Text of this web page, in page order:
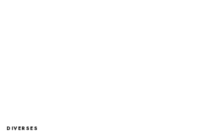
DIVERSES